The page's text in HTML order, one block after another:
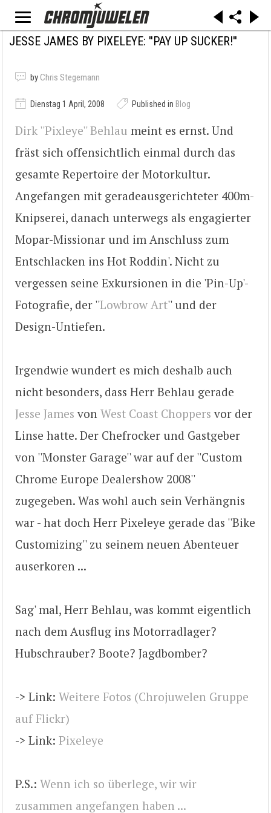
JESSE JAMES BY PIXELEYE: ''PAY UP SUCKER!''
by Chris Stegemann
Dienstag 1 April, 2008 Published in Blog
Dirk ''Pixleye'' Behlau meint es ernst. Und
fräst sich offensichtlich einmal durch das
gesamte Repertoire der Motorkultur.
Angefangen mit geradeausgerichteter 400m-
Knipserei, danach unterwegs als engagierter
Mopar-Missionar und im Anschluss zum
Entschlacken ins Hot Roddin'. Nicht zu
vergessen seine Exkursionen in die 'Pin-Up'-
Fotografie, der ''Lowbrow Art'' und der
Design-Untiefen.
Irgendwie wundert es mich deshalb auch
nicht besonders, dass Herr Behlau gerade
Jesse James von West Coast Choppers vor der
Linse hatte. Der Chefrocker und Gastgeber
von ''Monster Garage'' war auf der ''Custom
Chrome Europe Dealershow 2008''
zugegeben. Was wohl auch sein Verhängnis
war - hat doch Herr Pixeleye gerade das ''Bike
Customizing'' zu seinem neuen Abenteuer
auserkoren ...
Sag' mal, Herr Behlau, was kommt eigentlich
nach dem Ausflug ins Motorradlager?
Hubschrauber? Boote? Jagdbomber?
-> Link: Weitere Fotos (Chrojuwelen Gruppe
auf Flickr)
-> Link: Pixeleye
P.S.: Wenn ich so überlege, wir wir
zusammen angefangen haben ...